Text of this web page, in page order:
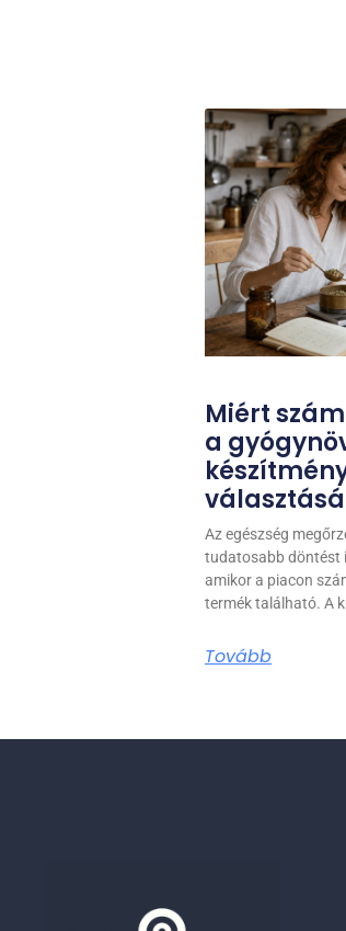
Miért
a
Az egészség
tudatosabb döntést
amikor a piacon
termék található. A
Tovább